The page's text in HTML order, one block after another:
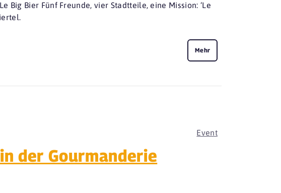
Big Bier Fünf Freunde, vier Stadtteile, eine Mission: ‘Le
Mehr
Event
der Gourmanderie